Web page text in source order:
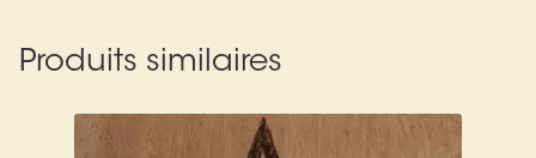
Produits similaires